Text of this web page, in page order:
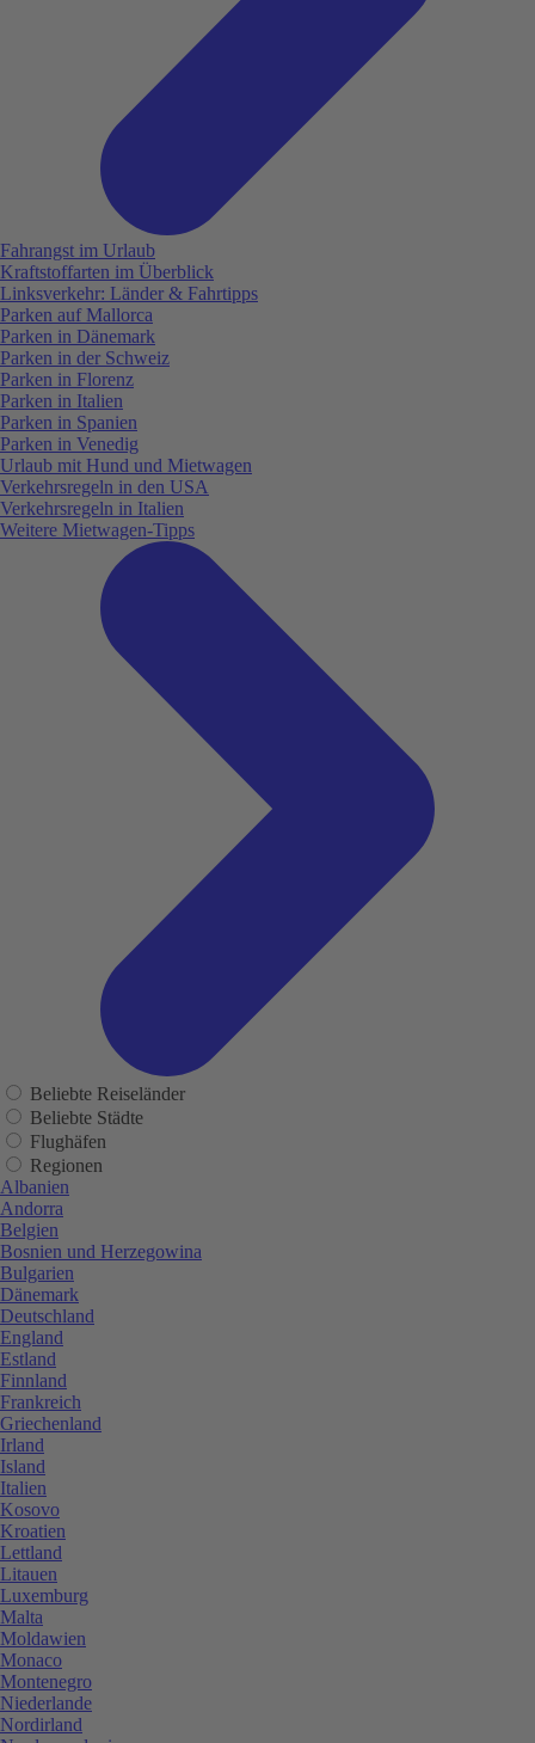
Fahrangst im Urlaub
Kraftstoffarten im Überblick
Linksverkehr: Länder & Fahrtipps
Parken auf Mallorca
Parken in Dänemark
Parken in der Schweiz
Parken in Florenz
Parken in Italien
Parken in Spanien
Parken in Venedig
Urlaub mit Hund und Mietwagen
Verkehrsregeln in den USA
Verkehrsregeln in Italien
Weitere Mietwagen-Tipps
Beliebte Reiseländer
Beliebte Städte
Flughäfen
Regionen
Albanien
Andorra
Belgien
Bosnien und Herzegowina
Bulgarien
Dänemark
Deutschland
England
Estland
Finnland
Frankreich
Griechenland
Irland
Island
Italien
Kosovo
Kroatien
Lettland
Litauen
Luxemburg
Malta
Moldawien
Monaco
Montenegro
Niederlande
Nordirland